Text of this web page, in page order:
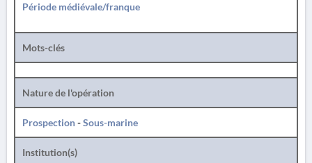
Période médiévale/franque
Mots-clés
Nature de l'opération
Prospection-Sous-marine
Institution(s)